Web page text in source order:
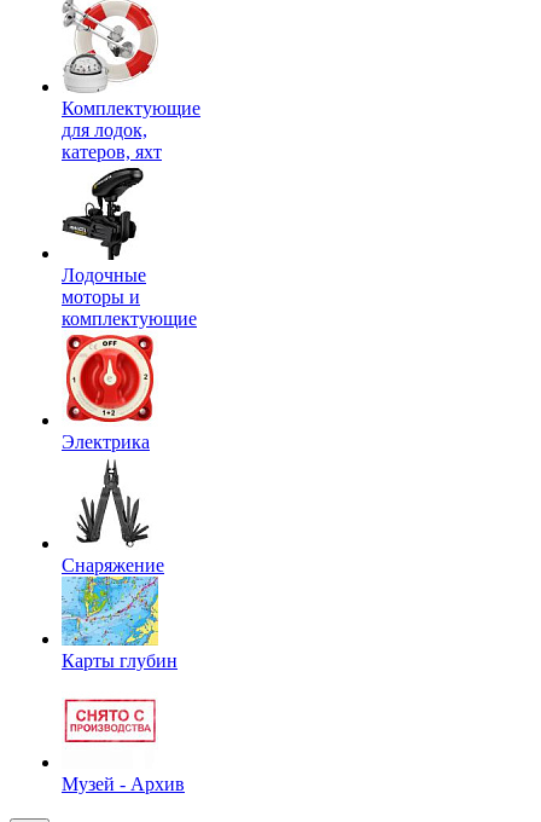
Комплектующие
для лодок,
катеров, яхт
Лодочные
моторы и
комплектующие
Электрика
Снаряжение
Карты глубин
Музей - Архив